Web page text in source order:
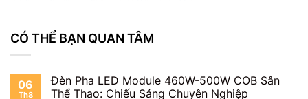
CÓ THỂ BẠN QUAN TÂM
06
Th8
Đèn Pha LED Module 460W-500W COB Sân
Thể Thao: Chiếu Sáng Chuyên Nghiệp